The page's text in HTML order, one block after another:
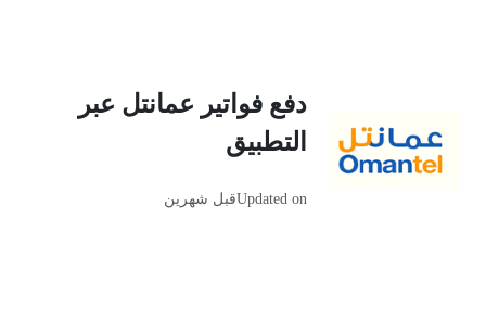
دفع فواتير عمانتل عبر
التطبيق
Updated onقبل شهرين